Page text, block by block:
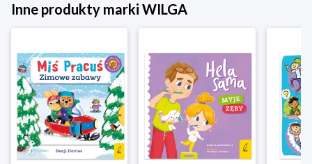
Inne produkty marki WILGA